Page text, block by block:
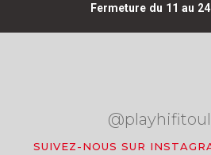
Fermeture du 11 au
SUIVEZ-NOUS SUR